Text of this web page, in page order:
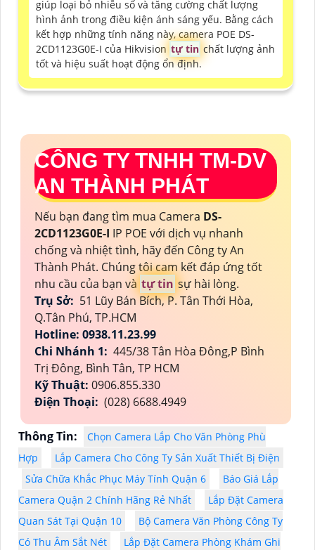
giúp loại bỏ nhiễu số và tăng cường chất lượng
hình ảnh trong điều kiện ánh sáng yếu. Bằng cách
kết hợp những tính năng này, camera POE DS-
2CD1123G0E-I của Hikvision tự tin chất lượng ảnh
tốt và hiệu suất hoạt động ổn định.
CÔNG TY TNHH TM-DV
AN THÀNH PHÁT
Nếu bạn đang tìm mua Camera DS-
2CD1123G0E-I IP POE với dịch vụ nhanh
chống và nhiệt tình, hãy đến Công ty An
Thành Phát. Chúng tôi cam kết đáp ứng tốt
nhu cầu của bạn và tự tin sự hài lòng.
Trụ Sở: 51 Lũy Bán Bích, P. Tân Thới Hòa,
Q.Tân Phú, TP.HCM
Hotline: 0938.11.23.99
Chi Nhánh 1: 445/38 Tân Hòa Đông,P Bình
Trị Đông, Bình Tân, TP HCM
Kỹ Thuật: 0906.855.330
Điện Thoại: (028) 6688.4949
Thông Tin:
Chọn Camera Lắp Cho Văn Phòng Phù
Hợp
Lắp Camera Cho Công Ty Sản Xuất Thiết Bị Điện
Sửa Chữa Khắc Phục Máy Tính Quận 6
Báo Giá Lắp
Camera Quận 2 Chính Hãng Rẻ Nhất
Lắp Đặt Camera
Quan Sát Tại Quận 10
Bộ Camera Văn Phòng Công Ty
Có Thu Âm Sắt Nét
Lắp Đặt Camera Phòng Khám Ghi